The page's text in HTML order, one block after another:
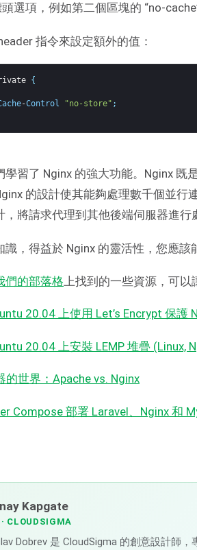
選項，例如第二個區塊的 “no-
指令來設定額外的值：
{
-Control "no-store" ;
學習了 Nginx 的強大功能。Nginx 既
的設計使其能夠處理數千個並行
，將請求代理到其他後端伺服器進行
識，得益於 Nginx 的靈活性，您應
們的部落格上找到的一些資源，可以
20.04 上使用 Let’s Encrypt 保護
20.04 上安裝 LEMP 堆疊 (Linux,
的世界：Apache vs. Nginx
Compose 部署 Laravel、Nginx 和
Kapgate
· CLOUDSIGMA
Dobrev 是 CloudSigma 的創意設計師